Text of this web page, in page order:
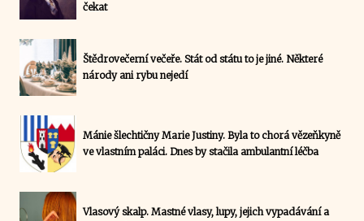
čekat
Štědrovečerní večeře. Stát od státu to je jiné. Některé
národy ani rybu nejedí
Mánie šlechtičny Marie Justiny. Byla to chorá vězeňkyně
ve vlastním paláci. Dnes by stačila ambulantní léčba
Vlasový skalp. Mastné vlasy, lupy, jejich vypadávání a